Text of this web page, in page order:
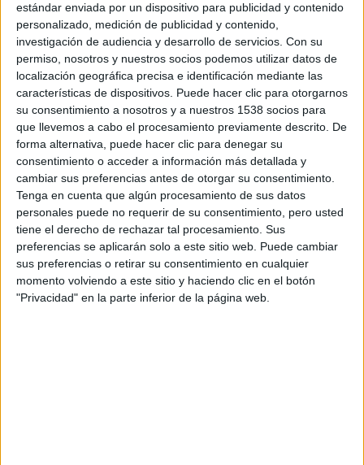
estándar enviada por un dispositivo para publicidad y contenido
personalizado, medición de publicidad y contenido,
investigación de audiencia y desarrollo de servicios. Con su
permiso, nosotros y nuestros socios podemos utilizar datos de
localización geográfica precisa e identificación mediante las
características de dispositivos. Puede hacer clic para otorgarnos
su consentimiento a nosotros y a nuestros 1538 socios para
que llevemos a cabo el procesamiento previamente descrito. De
forma alternativa, puede hacer clic para denegar su
consentimiento o acceder a información más detallada y
cambiar sus preferencias antes de otorgar su consentimiento.
Tenga en cuenta que algún procesamiento de sus datos
personales puede no requerir de su consentimiento, pero usted
tiene el derecho de rechazar tal procesamiento. Sus
preferencias se aplicarán solo a este sitio web. Puede cambiar
sus preferencias o retirar su consentimiento en cualquier
momento volviendo a este sitio y haciendo clic en el botón
"Privacidad" en la parte inferior de la página web.
quien se introduce en el mundillo gracias a un joven
bailarin llamado The Kid (Pettyfer), quien le enseña el
bello arte de la fiesta, las mujeres y hacer dinero fácil…
Magic Mikeestá dirigida porStephen Soderbergh
Traffic) y llegará a los cines el 29 de junio de 2012.
Curiosamente coincide en el mismo fin de semana en los
Estados Unidos con otra película deTatum,GI Joe 2.